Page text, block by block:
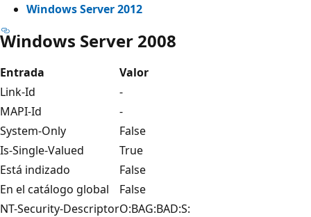
Windows Server 2012
Windows Server 2008
Entrada
Valor
Link-Id
-
MAPI-Id
-
System-Only
False
Is-Single-Valued
True
Está indizado
False
En el catálogo global
False
NT-Security-DescriptorO:BAG:BAD:S: